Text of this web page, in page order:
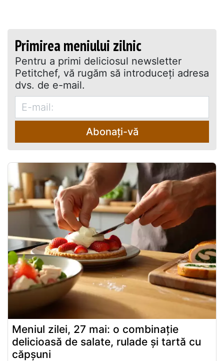
Primirea meniului zilnic
Pentru a primi deliciosul newsletter
Petitchef, vă rugăm să introduceţi adresa
dvs. de e-mail.
Abonați-vă
Meniul zilei, 27 mai: o combinație
delicioasă de salate, rulade și tartă cu
căpșuni